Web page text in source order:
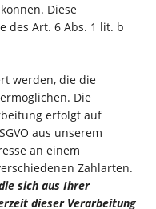
Diese
des Art. 6 Abs. 1 lit. b
werden, die die
Die
erfolgt auf
aus unserem
an einem
Zahlarten.
sich aus Ihrer
dieser Verarbeitung